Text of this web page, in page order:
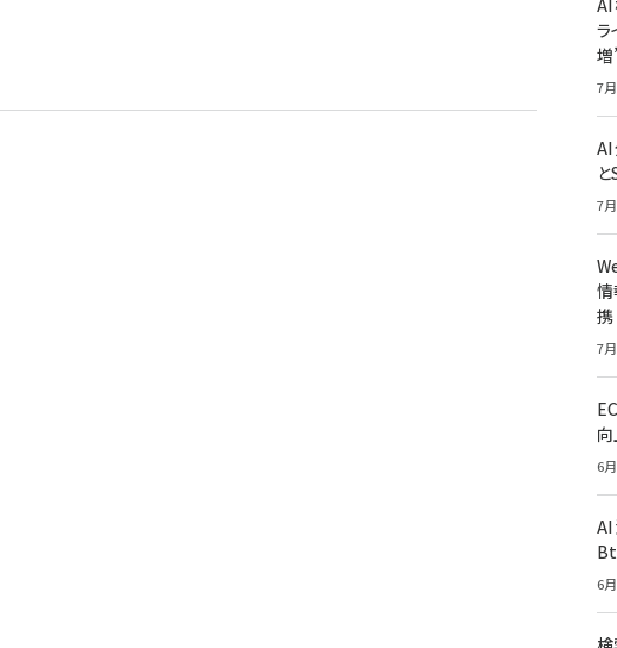
AI
ラ
7
AI
7
情
携
7
6
AI
6